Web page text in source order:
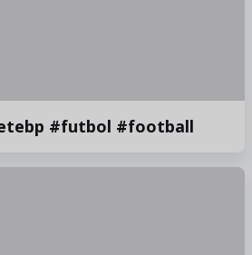
#futbol #football